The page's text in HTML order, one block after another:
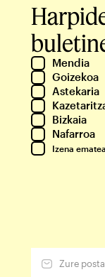
Mendia
Goizekoa
Astekaria
Bizkaia
Nafarroa
Izena